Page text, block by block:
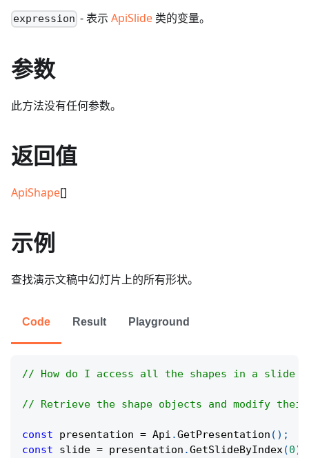
expression - 表示ApiSlide 类的变量。
参数
此方法没有任何参数。
返回值
ApiShape[]
示例
查找演示文稿中幻灯片上的所有形状。
Code Result Playground
// How do I access all the shapes in a slide
// Retrieve the shape objects and modify
const presentation = Api .GetPresentation ( ) ;
const slide = presentation .GetSlideByIndex(0)